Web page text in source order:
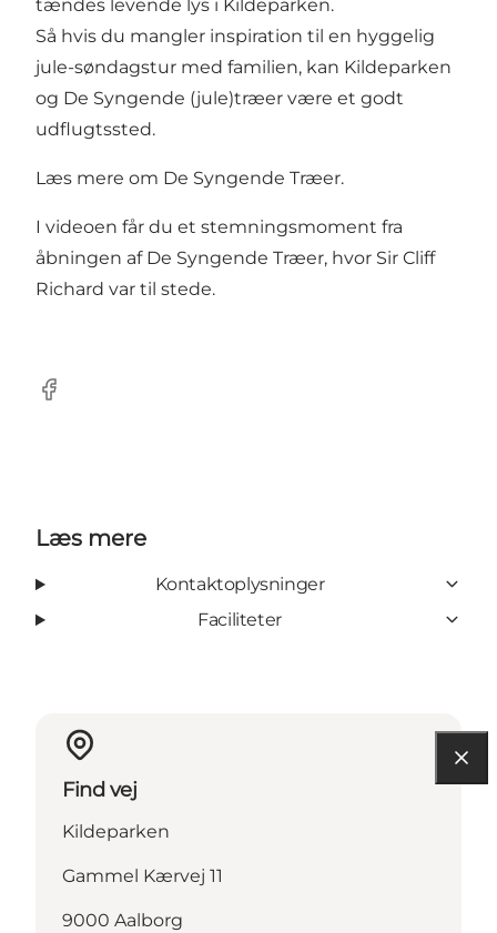
tændes levende lys i Kildeparken.
Så hvis du mangler inspiration til en hyggelig
jule-søndagstur med familien, kan Kildeparken
og De Syngende (jule)træer være et godt
udflugtssted.
Læs mere om De Syngende Træer.
I videoen får du et stemningsmoment fra
åbningen af De Syngende Træer, hvor Sir Cliff
Richard var til stede.
Facebook
Læs mere
Kontaktoplysninger
Faciliteter
Find vej
Kildeparken
Gammel Kærvej 11
9000 Aalborg